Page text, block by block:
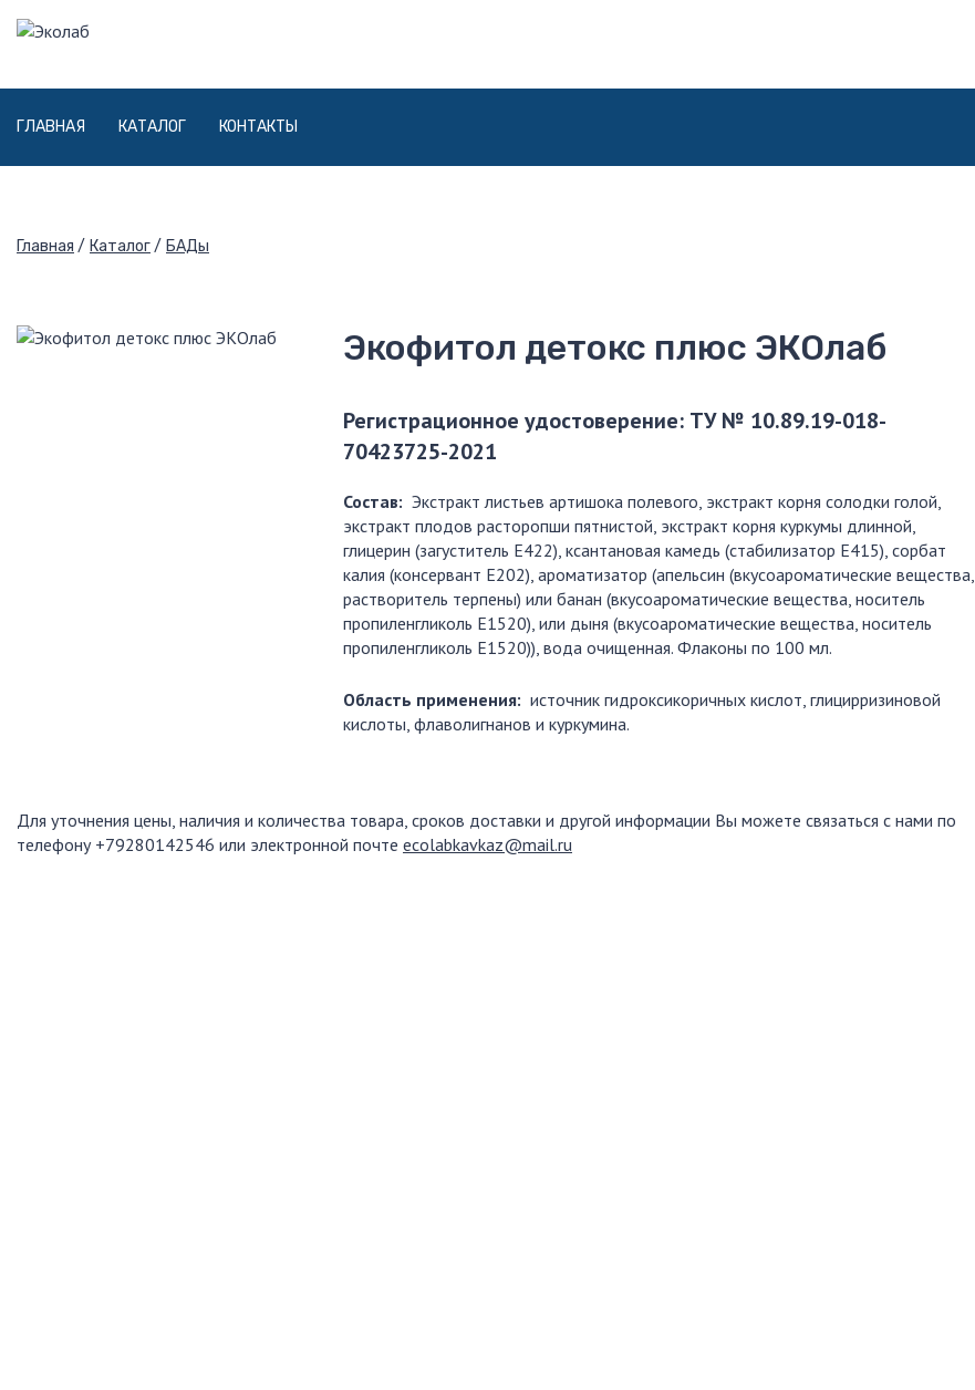
ГЛАВНАЯ КАТАЛОГ КОНТАКТЫ
Главная Каталог БАДы
Экофитол детокс плюс ЭКОлаб
Регистрационное удостоверение: ТУ № 10.89.19-018-
70423725-2021
Состав:Экстракт листьев артишока полевого, экстракт корня солодки голой,
экстракт плодов расторопши пятнистой, экстракт корня куркумы длинной,
глицерин (загуститель Е422), ксантановая камедь (стабилизатор Е415), сорбат
калия (консервант Е202), ароматизатор (апельсин (вкусоароматические вещества,
растворитель терпены) или банан (вкусоароматические вещества, носитель
пропиленгликоль Е1520), или дыня (вкусоароматические вещества, носитель
пропиленгликоль Е1520)), вода очищенная. Флаконы по 100 мл.
Область применения: источник гидроксикоричных кислот, глицирризиновой
кислоты, флаволигнанов и куркумина.
Для уточнения цены, наличия и количества товара, сроков доставки и другой информации Вы можете связаться с нами по
телефону +79280142546 или электронной почте ecolabkavkaz@mail.ru